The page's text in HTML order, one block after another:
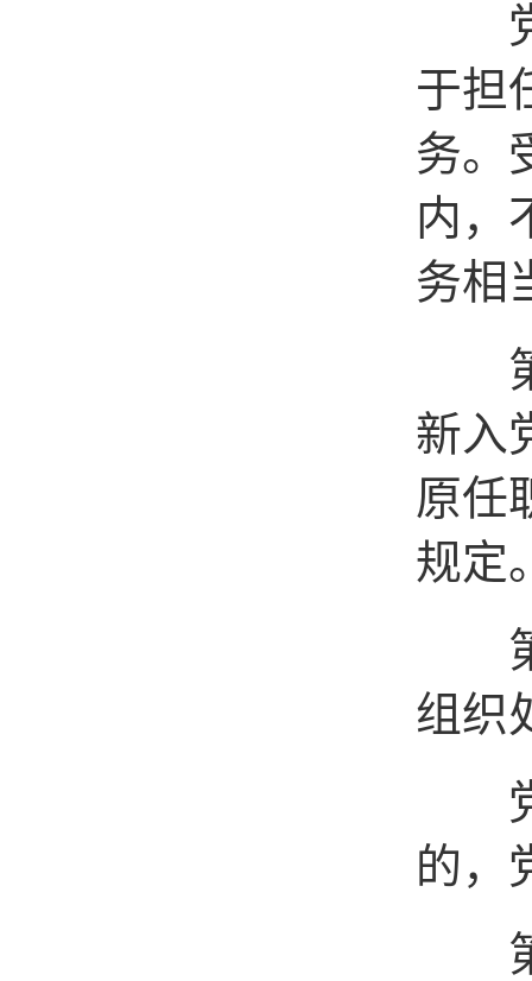
党
于担
务。
内，
务相
第
新入
原任
规定
第
组织
党
的，
第